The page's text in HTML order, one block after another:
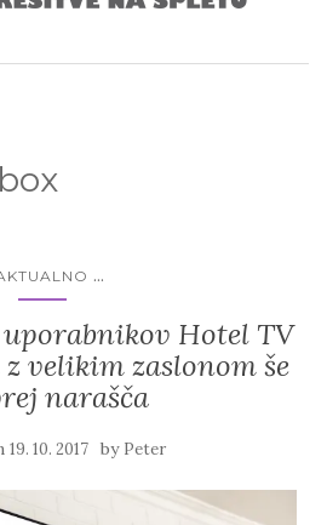
...
Hotel TV
velikim zaslonom še
narašča
19. 10. 2017 by Peter